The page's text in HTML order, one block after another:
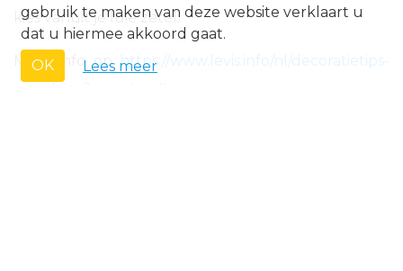
kies vanuit je luie zetel.
Meer info op https://www.levis.info/nl/decoratietips-
en-advies/levis-visualizer-app
gebruik te maken van deze website verklaart u
dat u hiermee akkoord gaat.
OK
Lees meer